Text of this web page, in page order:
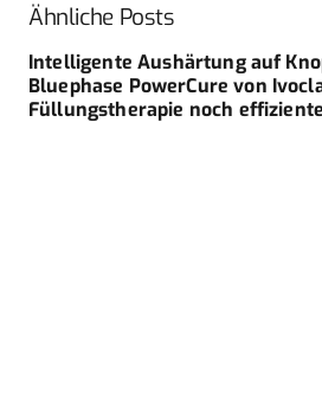
Ähnliche Posts
Intelligente Aushärtung auf
Bluephase PowerCure von
Füllungstherapie noch